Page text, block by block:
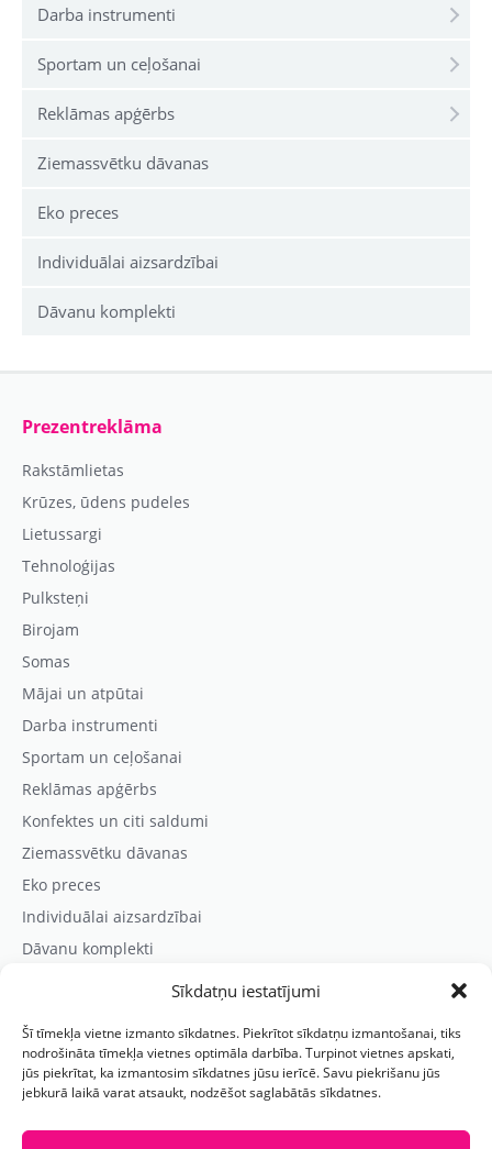
Sīkdatņu iestatījumi
Šī tīmekļa vietne izmanto sīkdatnes. Piekrītot sīkdatņu izmantošanai, tiks
nodrošināta tīmekļa vietnes optimāla darbība. Turpinot vietnes apskati,
jūs piekrītat, ka izmantosim sīkdatnes jūsu ierīcē. Savu piekrišanu jūs
jebkurā laikā varat atsaukt, nodzēšot saglabātās sīkdatnes.
Darba instrumenti
Sportam un ceļošanai
Reklāmas apģērbs
Ziemassvētku dāvanas
Eko preces
Individuālai aizsardzībai
Dāvanu komplekti
Prezentreklāma
Rakstāmlietas
Krūzes, ūdens pudeles
Lietussargi
Tehnoloģijas
Pulksteņi
Birojam
Somas
Mājai un atpūtai
Darba instrumenti
Sportam un ceļošanai
Reklāmas apģērbs
Konfektes un citi saldumi
Ziemassvētku dāvanas
Eko preces
Individuālai aizsardzībai
Dāvanu komplekti
Kontaktinformācija
Prezentreklāmas aģentūra “PARIS”
Reģ.nr.: 40103625328